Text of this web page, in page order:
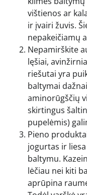
vištienos ar
ir įvairi žuvis.
nepakeičiamų
Nepamirškite
lęšiai,
riešutai yra
baltymai
aminorūgščių
skirtingus
pupelėmis)
Pieno
jogurtas ir
baltymu.
lėčiau nei kiti
aprūpina